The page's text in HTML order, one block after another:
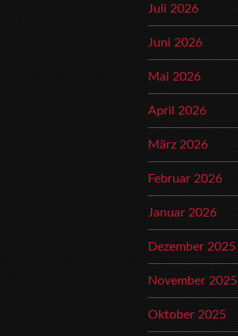
Juli 2026
Juni 2026
Mai 2026
April 2026
März 2026
Februar 2026
Januar 2026
Dezember 2025
November 2025
Oktober 2025